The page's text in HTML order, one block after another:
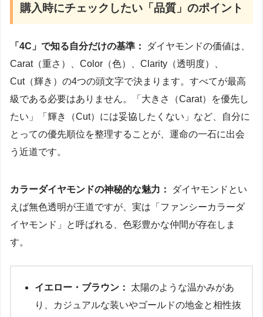
購入時にチェックしたい「品質」のポイント
「4C」で知る自分だけの基準：
ダイヤモンドの価値は、
Carat（重さ）、Color（色）、Clarity（透明度）、
Cut（輝き）の4つの頭文字で決まります。すべてが最高
級である必要はありません。「大きさ（Carat）を優先し
たい」「輝き（Cut）には妥協したくない」など、自分に
とっての優先順位を整理することが、運命の一石に出会
う近道です。
カラーダイヤモンドの神秘的な魅力：
ダイヤモンドとい
えば無色透明が王道ですが、実は「ファンシーカラーダ
イヤモンド」と呼ばれる、色彩豊かな仲間が存在しま
す。
イエロー・ブラウン：
太陽のような温かみがあ
り、カジュアルな装いやゴールドの地金と相性抜